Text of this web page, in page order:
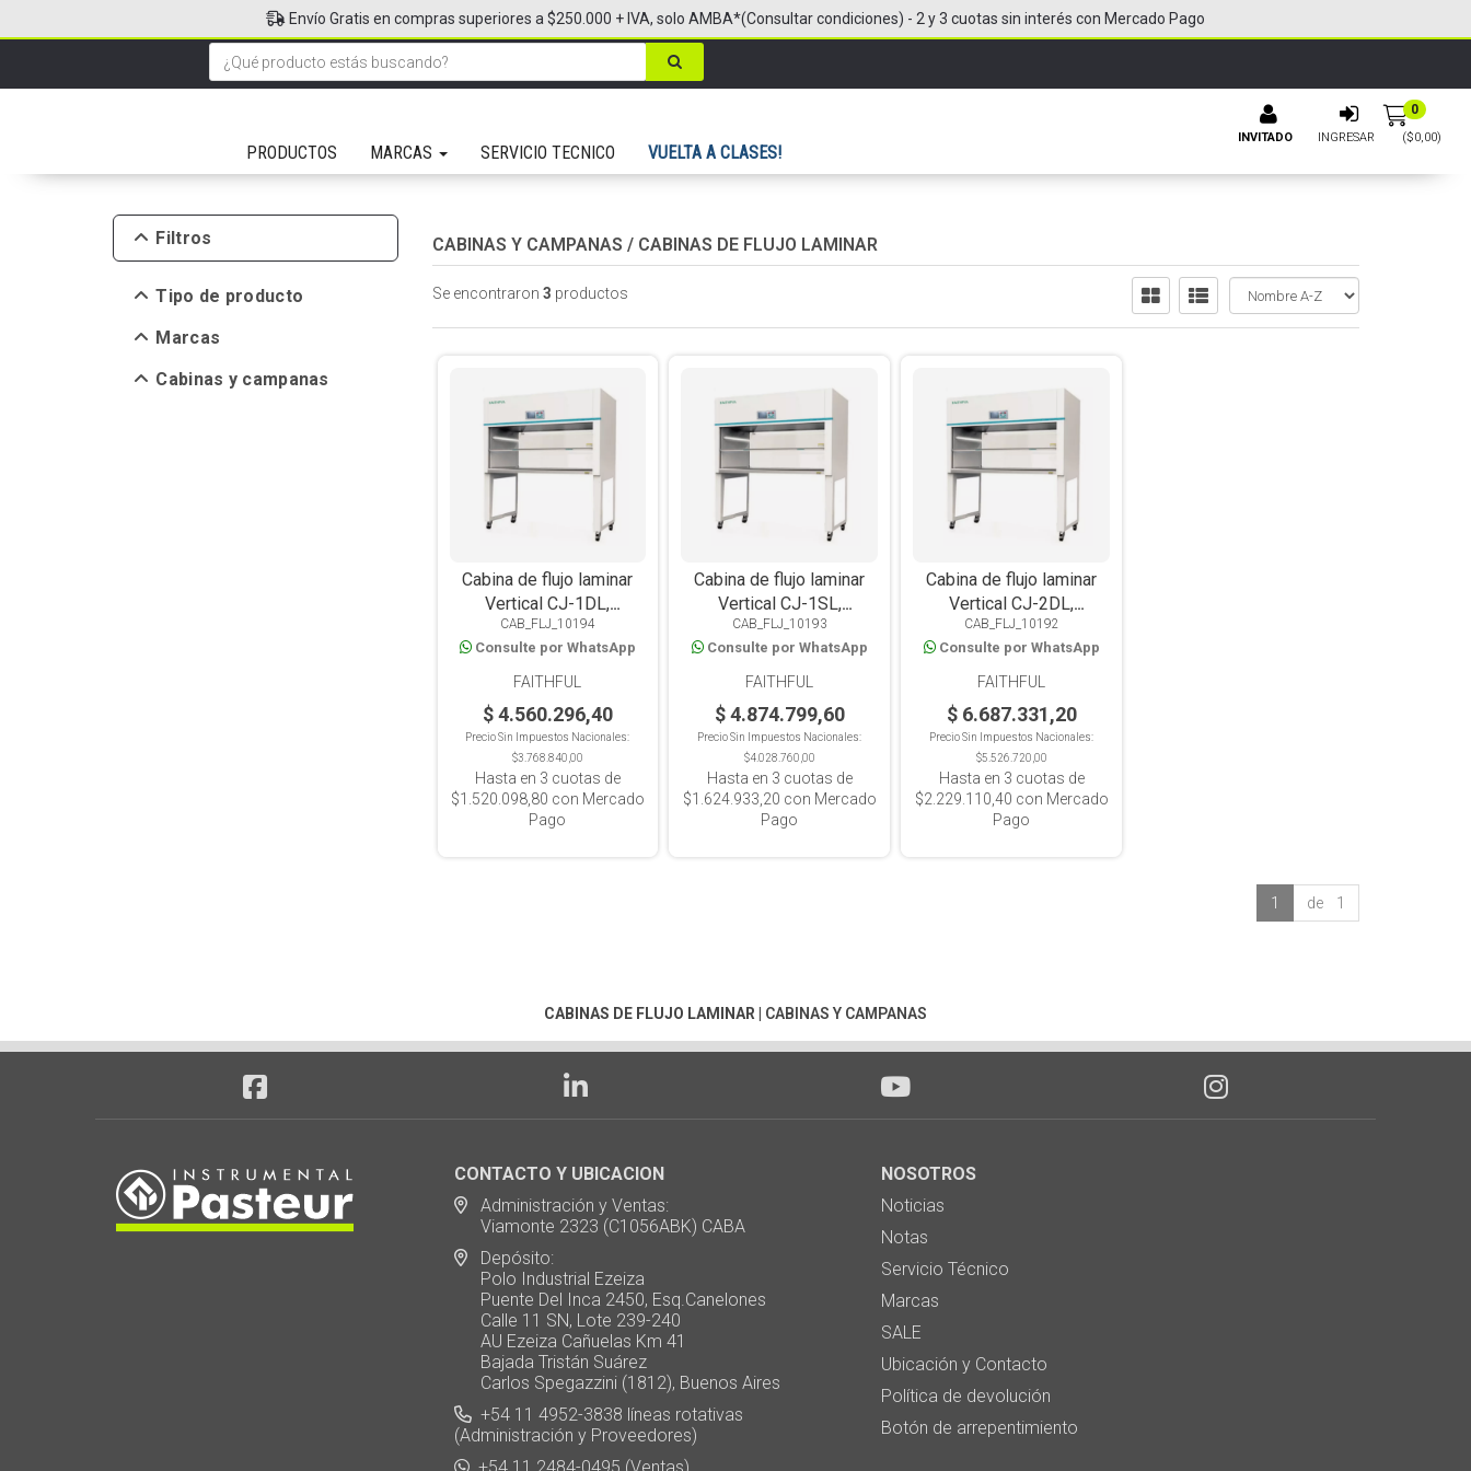
INVITADO INGRESAR
0
($0,00)
PRODUCTOS MARCAS SERVICIO TECNICO VUELTA A CLASES!
Envío Gratis en compras superiores a $250.000 + IVA, solo AMBA*(Consultar condiciones) - 2 y 3 cuotas sin interés con Mercado Pago
Filtros
Tipo de producto
Marcas
Cabinas y campanas
CABINAS Y CAMPANAS / CABINAS DE FLUJO LAMINAR
Se encontraron 3 productos
Cabina de flujo laminar
Vertical CJ-1DL,
1010X750X1600, 1
operador
CAB_FLJ_10194
Consulte por WhatsApp
FAITHFUL
$ 4.560.296,40
Precio Sin Impuestos Nacionales:
$3.768.840,00
Hasta en 3 cuotas de
$1.520.098,80 con Mercado
Pago
Cabina de flujo laminar
Vertical CJ-1SL,
1010X780X1600, 1
operador, apertura doble
CAB_FLJ_10193
Consulte por WhatsApp
FAITHFUL
$ 4.874.799,60
Precio Sin Impuestos Nacionales:
$4.028.760,00
Hasta en 3 cuotas de
$1.624.933,20 con Mercado
Pago
Cabina de flujo laminar
Vertical CJ-2DL,
1500x750x1600, 2
operadores
CAB_FLJ_10192
Consulte por WhatsApp
FAITHFUL
$ 6.687.331,20
Precio Sin Impuestos Nacionales:
$5.526.720,00
Hasta en 3 cuotas de
$2.229.110,40 con Mercado
Pago
1 de 1
CABINAS DE FLUJO LAMINAR CABINAS Y CAMPANAS
CONTACTO Y UBICACION
Administración y Ventas:
Viamonte 2323 (C1056ABK) CABA
Depósito:
Polo Industrial Ezeiza
Puente Del Inca 2450, Esq.Canelones
Calle 11 SN, Lote 239-240
AU Ezeiza Cañuelas Km 41
Bajada Tristán Suárez
Carlos Spegazzini (1812), Buenos Aires
+54 11 4952-3838 líneas rotativas
(Administración y Proveedores)
NOSOTROS
Noticias
Notas
Servicio Técnico
Marcas
SALE
Ubicación y Contacto
Política de devolución
Botón de arrepentimiento